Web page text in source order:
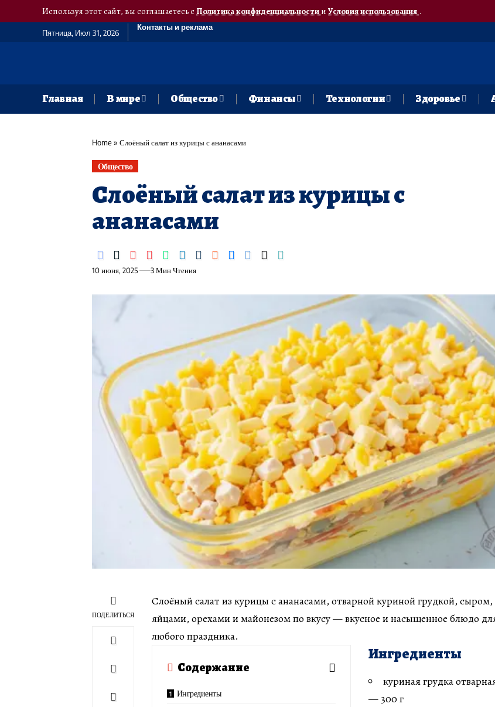
Используя этот сайт, вы соглашаетесь сПолитика конфиденциальностии Условия использования.
Пятница, Июл 31, 2026
Контакты и реклама
Главная В мире Общество Финансы Технологии Здоровье
Home» Слоёный салат из курицы с ананасами
Общество
Слоёный салат из курицы с
ананасами
10 июня, 2025 3 Мин Чтения
ПОДЕЛИТЬСЯ
Слоёный салат из курицы с ананасами, отварной куриной грудкой, сыром,
яйцами, орехами и майонезом по вкусу — вкусное и насыщенное блюдо
любого праздника.
Содержание
Ингредиенты
Ингредиенты
куриная грудка
— 300 г